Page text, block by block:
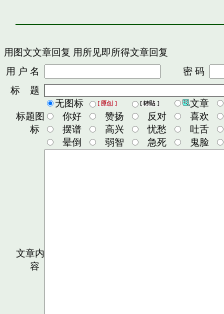
用图文文章回复 用所见即所得文章回复
用 户 名
密 码
标 题
标题图
标
无图标
文章
你好
赞扬 反对
喜欢
摆谱
高兴 忧愁
吐舌
晕倒
弱智 急死 鬼脸
文章内
容